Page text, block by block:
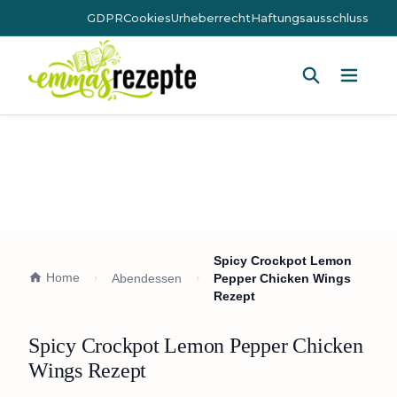
GDPRCookiesUrheberrechtHaftungsausschluss
Home Abendessen
Spicy Crockpot Lemon
Pepper Chicken Wings
Rezept
Spicy Crockpot Lemon Pepper Chicken
Wings Rezept